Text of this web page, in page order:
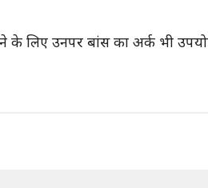
के लिए उनपर बांस का अर्क भी